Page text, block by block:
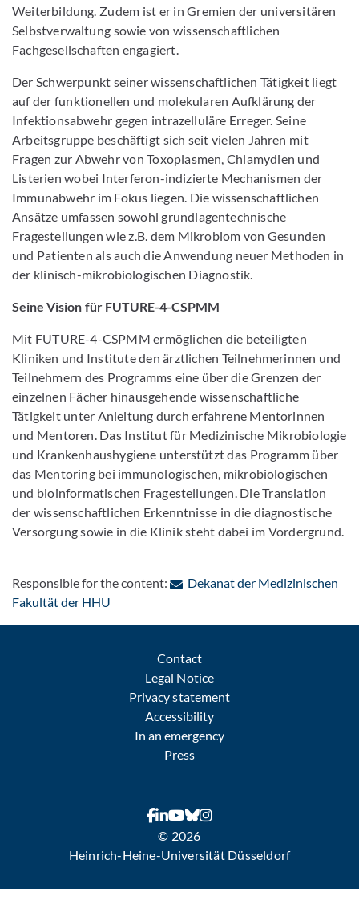
Weiterbildung. Zudem ist er in Gremien der universitären
Selbstverwaltung sowie von wissenschaftlichen
Fachgesellschaften engagiert.
Der Schwerpunkt seiner wissenschaftlichen Tätigkeit liegt
auf der funktionellen und molekularen Aufklärung der
Infektionsabwehr gegen intrazelluläre Erreger. Seine
Arbeitsgruppe beschäftigt sich seit vielen Jahren mit
Fragen zur Abwehr von Toxoplasmen, Chlamydien und
Listerien wobei Interferon-indizierte Mechanismen der
Immunabwehr im Fokus liegen. Die wissenschaftlichen
Ansätze umfassen sowohl grundlagentechnische
Fragestellungen wie z.B. dem Mikrobiom von Gesunden
und Patienten als auch die Anwendung neuer Methoden in
der klinisch-mikrobiologischen Diagnostik.
Seine Vision für FUTURE-4-CSPMM
Mit FUTURE-4-CSPMM ermöglichen die beteiligten
Kliniken und Institute den ärztlichen Teilnehmerinnen und
Teilnehmern des Programms eine über die Grenzen der
einzelnen Fächer hinausgehende wissenschaftliche
Tätigkeit unter Anleitung durch erfahrene Mentorinnen
und Mentoren. Das Institut für Medizinische Mikrobiologie
und Krankenhaushygiene unterstützt das Programm über
das Mentoring bei immunologischen, mikrobiologischen
und bioinformatischen Fragestellungen. Die Translation
der wissenschaftlichen Erkenntnisse in die diagnostische
Versorgung sowie in die Klinik steht dabei im Vordergrund.
Responsible for the content:
Dekanat der Medizinischen
Fakultät der HHU
Contact
Legal Notice
Privacy statement
Accessibility
In an emergency
Press
© 2026
Heinrich-Heine-Universität Düsseldorf